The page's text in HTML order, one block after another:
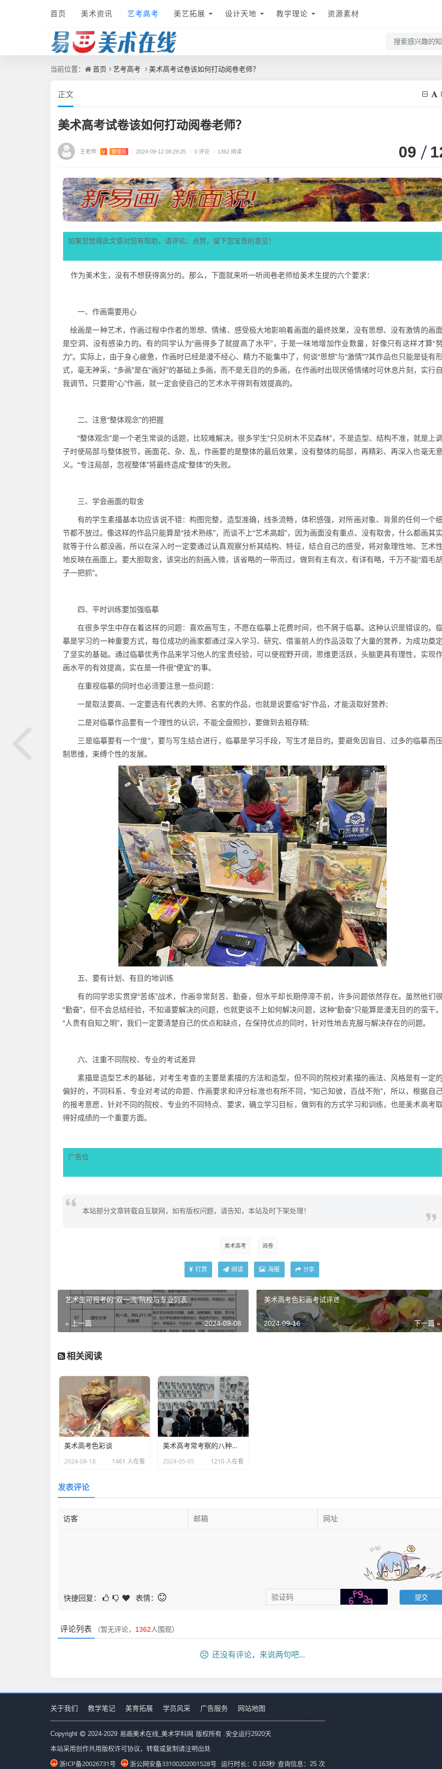
首页 美术资讯 艺考高考 美艺拓展 设计天地 教学理论 资源素材
当前位置： 首页 艺考高考 美术高考试卷该如何打动阅卷老师？
正文
美术高考试卷该如何打动阅卷老师？
王老师 V 管理员 / 2024-09-12 08:29:25 / 0 评论 / 1362 阅读 09
如果您觉得此文章对您有帮助，请评论、点赞，留下您宝贵的意见！
作为美术生，没有不想获得高分的。那么，下面就来听一听阅卷老师给美术生提的六个要求：
一、作画需要用心
绘画是一种艺术，作画过程中作者的思想、情绪、感受极大地影响着画面的最终效果，没有思想、没有激情的画
是空洞、没有感染力的。有的同学认为“画得多了就提高了水平”，于是一味地增加作业数量，好像只有这样才算“努
力”。实际上，由于身心疲惫，作画时已经是漫不经心、精力不能集中了，何谈“思想”与“激情”?其作品也只能是徒有
式，毫无神采，“多画”是在“画好”的基础上多画，而不是无目的的多画，在作画时出现厌倦情绪时可休息片刻，实行自
我调节。只要用“心”作画，就一定会使自己的艺术水平得到有效提高的。
二、注意“整体观念”的把握
“整体观念”是一个老生常谈的话题，比较难解决。很多学生“只见树木不见森林”，不是造型、结构不准，就是上调
子时使局部与整体脱节，画面花、杂、乱，作画要的是整体的最后效果，没有整体的局部，再精彩、再深入也毫无意
义。“专注局部，忽视整体”将最终造成“整体”的失败。
三、学会画面的取舍
有的学生素描基本功应该说不错：构图完整，造型准确，线条流畅，体积感强，对所画对象、背景的任何一个细
节都不放过。像这样的作品只能算是“技术熟练”，而谈不上“艺术高超”，因为画面没有重点、没有取舍，什么都画其实
就等于什么都没画，所以在深入时一定要通过认真观察分析其结构、特征，结合自己的感受，将对象理性地、艺术性
地反映在画面上。要大胆取舍，该突出的刻画入微，该省略的一带而过，做到有主有次，有详有略，千万不能“眉毛胡
子一把抓”。
四、平时训练要加强临摹
在很多学生中存在着这样的问题：喜欢画写生，不愿在临摹上花费时间，也不屑于临摹。这种认识是错误的。
摹是学习的一种重要方式，每位成功的画家都通过深入学习、研究、借鉴前人的作品汲取了大量的营养，为成功奠定
了坚实的基础。通过临摹优秀作品来学习他人的宝贵经验，可以使视野开阔，思维更活跃，头脑更具有理性，实现
画水平的有效提高，实在是一件很“便宜”的事。
在重视临摹的同时也必须要注意一些问题：
一是取法要高、一定要选有代表的大师、名家的作品，也就是说要临“好”作品，才能汲取好营养;
二是对临摹作品要有一个理性的认识，不能全盘照抄，要做到去粗存精;
三是临摹要有一个“度”，要与写生结合进行，临摹是学习手段，写生才是目的。要避免因盲目、过多的临摹而
制思维，束缚个性的发展。
五、要有计划、有目的地训练
有的同学忠实贯穿“苦练”战术，作画非常刻苦、勤奋，但水平却长期停滞不前，许多问题依然存在。虽然他们很
“勤奋”，但不会总结经验，不知道要解决的问题，也就更谈不上如何解决问题，这种“勤奋”只能算是漫无目的的蛮干。
“人贵有自知之明”，我们一定要清楚自己的优点和缺点，在保持优点的同时，针对性地去克服与解决存在的问题。
六、注重不同院校、专业的考试差异
素描是造型艺术的基础，对考生考查的主要是素描的方法和造型，但不同的院校对素描的画法、风格是有一定的
偏好的，不同科系、专业对考试的命题、作画要求和评分标准也有所不同，“知己知彼，百战不殆”，所以，根据自
的报考意愿、针对不同的院校、专业的不同特点、要求，确立学习目标，做到有的方式学习和训练，也是美术高考取
得好成绩的一个重要方面。
广告位
本站部分文章转载自互联网，如有版权问题，请告知，本站及时下架处理！
美术高考 阅卷
打赏 阅读 海报 分享
艺术生可报考的“双一流”院校与专业列表
« 上一篇 2024-09-08
美术高考色彩画考试评述
下一篇 »
2024-09-16
相关阅读
美术高考色彩谈
2024-08-18 1461 人在看
美术高考常考察的八种能力
2024-05-05 1210 人在看
发表评论
快捷回复： 表情：
评论列表 （暂无评论， 1362人围观）
还没有评论，来说两句吧...
关于我们 教学笔记 美育拓展 学员风采 广告服务 网站地图
Copyright 2024-2029 易画美术在线_美术学科网 版权所有 .安全运行2920天
本站采用创作共用版权许可协议，转载或复制请注明出处
浙ICP备20026731号 浙公网安备33100202001528号 运行时长：0.163秒 查询信息：25 次